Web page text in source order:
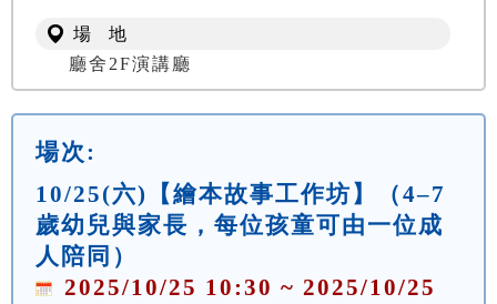
場 地
廳舍2F演講廳
場次:
10/25(六)【繪本故事工作坊】（4–7
歲幼兒與家長，每位孩童可由一位成
人陪同）
2025/10/25 10:30 ~ 2025/10/25